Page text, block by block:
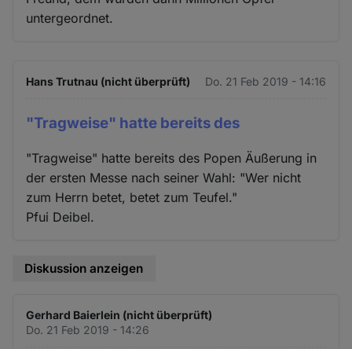
untergeordnet.
Hans Trutnau (nicht überprüft) Do. 21 Feb 2019 - 14:16
"Tragweise" hatte bereits des
"Tragweise" hatte bereits des Popen Äußerung in
der ersten Messe nach seiner Wahl: "Wer nicht
zum Herrn betet, betet zum Teufel."
Pfui Deibel.
Diskussion anzeigen
Gerhard Baierlein (nicht überprüft)
Do. 21 Feb 2019 - 14:26